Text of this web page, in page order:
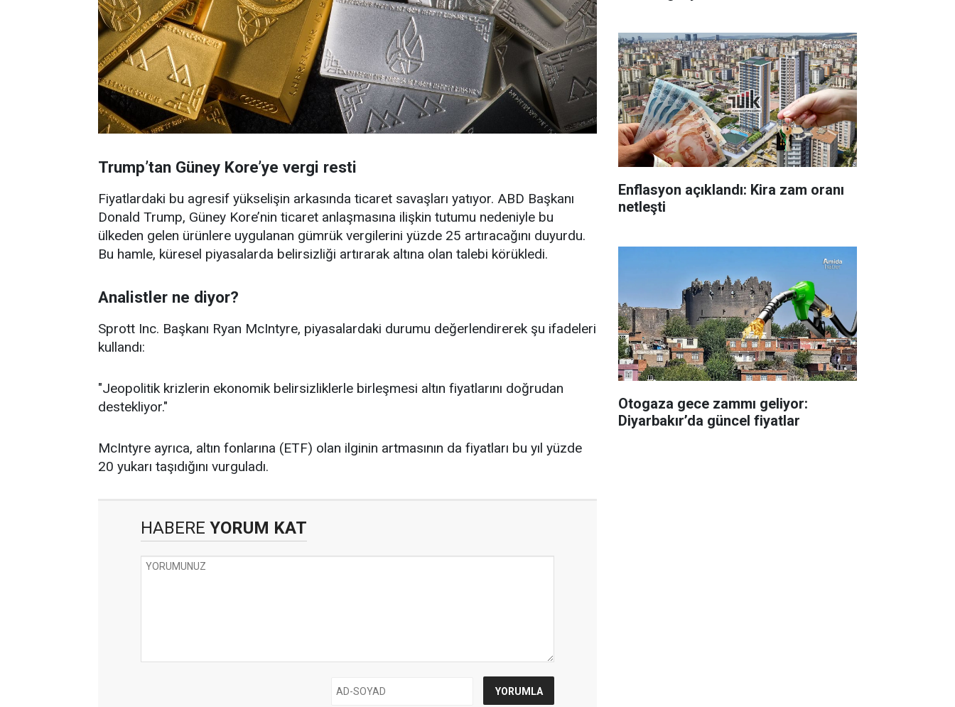
Trump’tan Güney Kore’ye vergi resti
Fiyatlardaki bu agresif yükselişin arkasında ticaret savaşları yatıyor. ABD Başkanı
Donald Trump, Güney Kore’nin ticaret anlaşmasına ilişkin tutumu nedeniyle bu
ülkeden gelen ürünlere uygulanan gümrük vergilerini yüzde 25 artıracağını duyurdu.
Bu hamle, küresel piyasalarda belirsizliği artırarak altına olan talebi körükledi.
Analistler ne diyor?
Sprott Inc. Başkanı Ryan McIntyre, piyasalardaki durumu değerlendirerek şu ifadeleri
kullandı:
"Jeopolitik krizlerin ekonomik belirsizliklerle birleşmesi altın fiyatlarını doğrudan
destekliyor."
McIntyre ayrıca, altın fonlarına (ETF) olan ilginin artmasının da fiyatları bu yıl yüzde
20 yukarı taşıdığını vurguladı.
HABERE YORUM KAT
Enflasyon açıklandı: Kira zam oranı
netleşti
Otogaza gece zammı geliyor:
Diyarbakır’da güncel fiyatlar